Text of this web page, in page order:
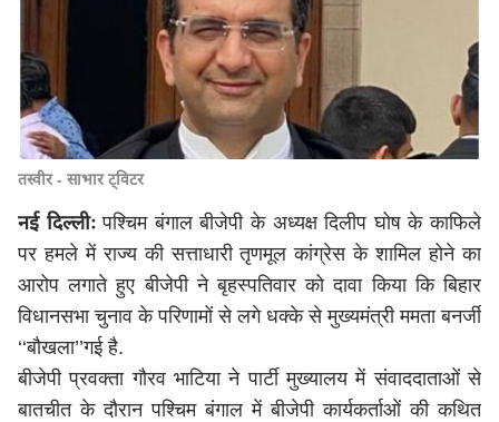
तस्वीर - साभार ट्विटर
नई दिल्लीःपश्चिम बंगाल बीजेपी के अध्यक्ष दिलीप घोष के काफिले
पर हमले में राज्य की सत्ताधारी तृणमूल कांग्रेस के शामिल होने का
आरोप लगाते हुए बीजेपी ने बृहस्पतिवार को दावा किया कि बिहार
विधानसभा चुनाव के परिणामों से लगे धक्के से मुख्यमंत्री ममता बनर्जी
‘‘बौखला’’गई है.
बीजेपी प्रवक्ता गौरव भाटिया ने पार्टी मुख्यालय में संवाददाताओं से
बातचीत के दौरान पश्चिम बंगाल में बीजेपी कार्यकर्ताओं की कथित